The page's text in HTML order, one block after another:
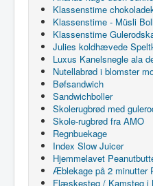
Klassenstime
Klassenstime - Müsli
Klassenstime
Julies koldhævede
Luxus Kanelsnegle ala
Nutellabrød i blomster
Bøfsandwich
Sandwichboller
Skolerugbrød med
Skole-rugbrød fra AMO
Regnbuekage
Index Slow Juicer
Hjemmelavet
Æblekage på 2 minutter
Flæskesteg / Kamsteg i